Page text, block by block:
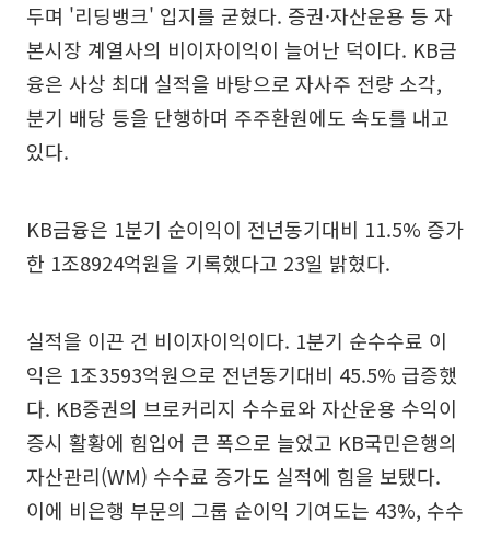
두며 '리딩뱅크' 입지를 굳혔다. 증권·자산운용 등 자
본시장 계열사의 비이자이익이 늘어난 덕이다. KB금
융은 사상 최대 실적을 바탕으로 자사주 전량 소각,
분기 배당 등을 단행하며 주주환원에도 속도를 내고
있다.
KB금융은 1분기 순이익이 전년동기대비 11.5% 증가
한 1조8924억원을 기록했다고 23일 밝혔다.
실적을 이끈 건 비이자이익이다. 1분기 순수수료 이
익은 1조3593억원으로 전년동기대비 45.5% 급증했
다. KB증권의 브로커리지 수수료와 자산운용 수익이
증시 활황에 힘입어 큰 폭으로 늘었고 KB국민은행의
자산관리(WM) 수수료 증가도 실적에 힘을 보탰다.
이에 비은행 부문의 그룹 순이익 기여도는 43%, 수수